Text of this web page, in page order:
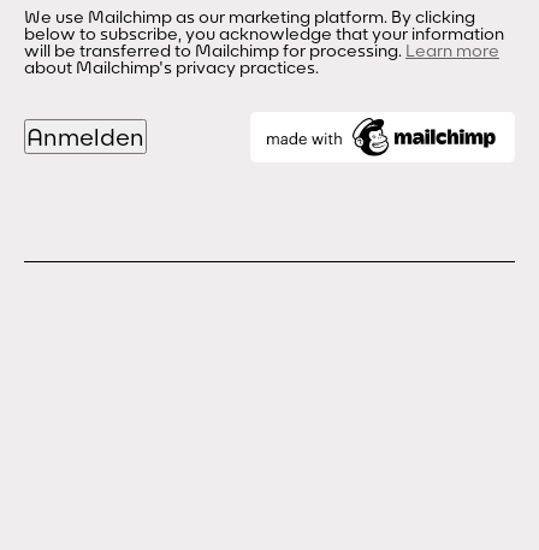
We use Mailchimp as our marketing platform. By clicking
below to subscribe, you acknowledge that your information
will be transferred to Mailchimp for processing. Learn more
about Mailchimp's privacy practices.